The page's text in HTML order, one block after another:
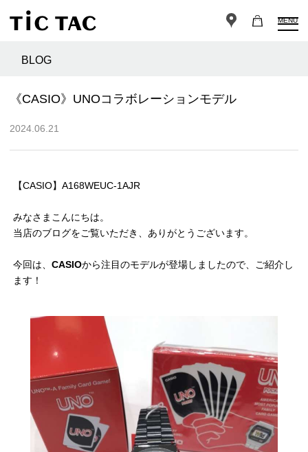
MENU
BLOG
《CASIO》UNOコラボレーションモデル
2024.06.21
【CASIO】A168WEUC-1AJR
みなさまこんにちは。
当店のブログをご覧いただき、ありがとうございます。
今回は、 CASIOから注目のモデルが登場しましたので、ご紹介し
ます！